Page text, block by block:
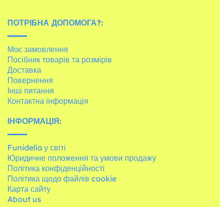
ПОТРІБНА ДОПОМОГА?:
Моє замовлення
Посібник товарів та розмірів
Доставка
Повернення
Інші питання
Контактна інформація
ІНФОРМАЦІЯ:
Funidelia у світі
Юридичне положення та умови продажу
Політика конфіденційності
Політика щодо файлів cookie
Карта сайту
About us